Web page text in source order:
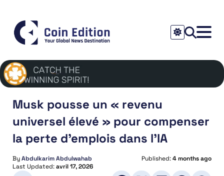
Musk pousse un « revenu
universel élevé » pour compenser
la perte d’emplois dans l’IA
ByAbdulkarim Abdulwahab Published:4 months ago
Last Updated:avril 17, 2026